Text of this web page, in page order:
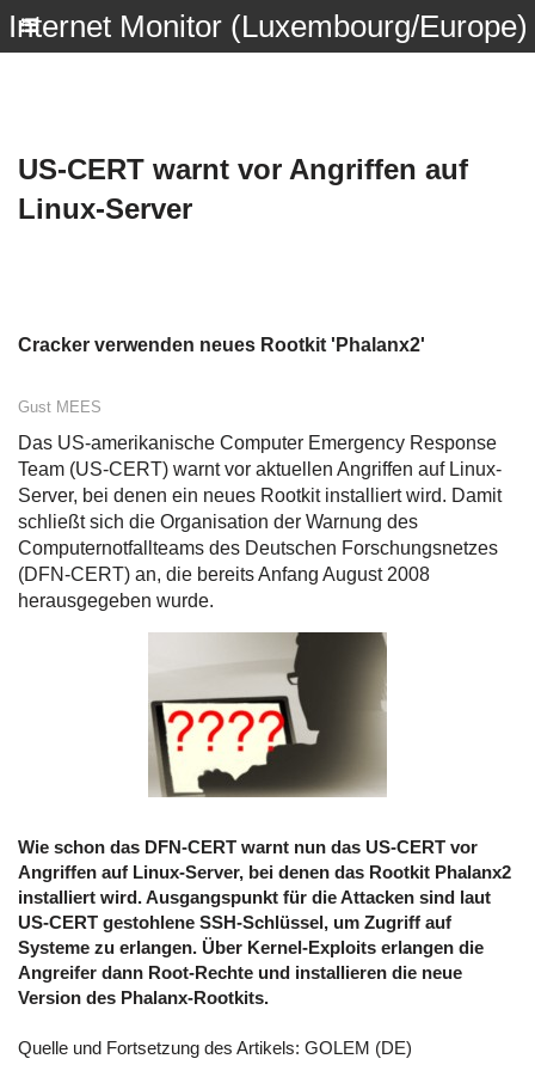
Internet Monitor (Luxembourg/Europe)
US-CERT warnt vor Angriffen auf
Linux-Server
Cracker verwenden neues Rootkit 'Phalanx2'
Gust MEES
Das US-amerikanische Computer Emergency Response
Team (US-CERT) warnt vor aktuellen Angriffen auf Linux-
Server, bei denen ein neues Rootkit installiert wird. Damit
schließt sich die Organisation der Warnung des
Computernotfallteams des Deutschen Forschungsnetzes
(DFN-CERT) an, die bereits Anfang August 2008
herausgegeben wurde.
Wie schon das DFN-CERT warnt nun das US-CERT vor
Angriffen auf Linux-Server, bei denen das Rootkit Phalanx2
installiert wird. Ausgangspunkt für die Attacken sind laut
US-CERT gestohlene SSH-Schlüssel, um Zugriff auf
Systeme zu erlangen. Über Kernel-Exploits erlangen die
Angreifer dann Root-Rechte und installieren die neue
Version des Phalanx-Rootkits.
Quelle und Fortsetzung des Artikels: GOLEM (DE)